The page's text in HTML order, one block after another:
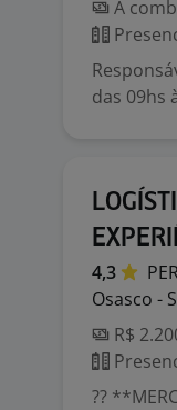
A
das 09hs
4,3
Osasco -
R$
??